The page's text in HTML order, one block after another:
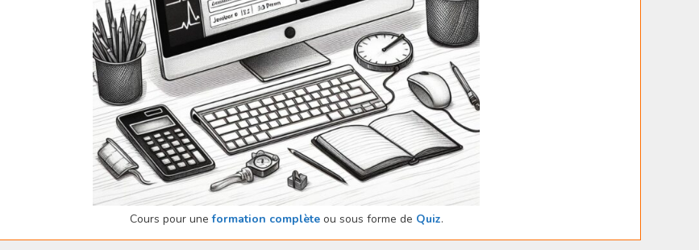
Cours pour uneformation complèteou sous forme de Quiz.